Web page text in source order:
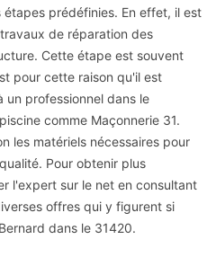
prédéfinies. En effet, il est
de réparation des
Cette étape est souvent
pour cette raison qu'il est
un professionnel dans le
comme Maçonnerie 31.
les matériels nécessaires pour
Pour obtenir plus
l'expert sur le net en consultant
offres qui y figurent si
dans le 31420.